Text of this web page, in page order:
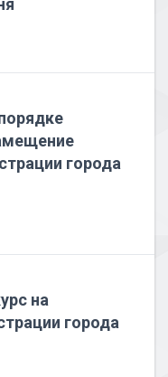
города
на
города